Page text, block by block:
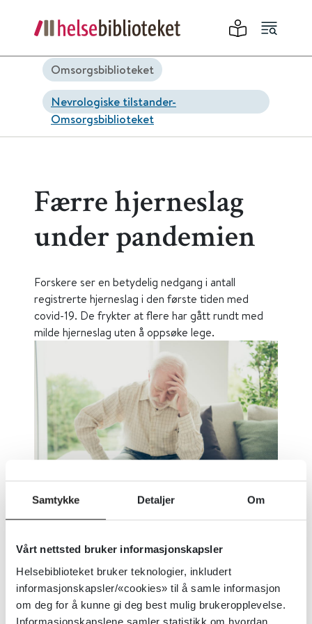
Samtykke Detaljer Om
Vårt nettsted bruker informasjonskapsler
Helsebiblioteket bruker teknologier, inkludert
informasjonskapsler/«cookies» til å samle informasjon
om deg for å kunne gi deg best mulig brukeropplevelse.
Informasjonskapslene samler statistikk om hvordan
Omsorgsbiblioteket
Nevrologiske tilstander-
Omsorgsbiblioteket
Færre hjerneslag
under pandemien
Forskere ser en betydelig nedgang i antall
registrerte hjerneslag i den første tiden med
covid-19. De frykter at flere har gått rundt med
milde hjerneslag uten å oppsøke lege.
Publisert 30. november 2020 Sist oppdatert
30. november 2020